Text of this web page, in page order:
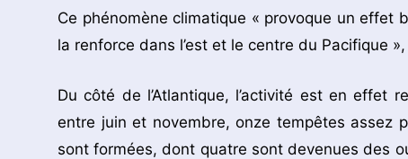
Ce phénomène climatique « provoque un effet
la renforce dans l’est et le centre du Pacifique
Du côté de l’Atlantique, l’activité est en effet
entre juin et novembre, onze tempêtes assez
sont formées, dont quatre sont devenues des